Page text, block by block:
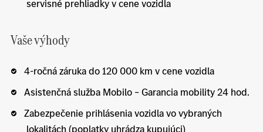
servisné prehliadky v cene vozidla
Vaše výhody
4-ročná záruka do 120 000 km v cene vozidla
Asistenčná služba Mobilo – Garancia mobility 24 hod.
Zabezpečenie prihlásenia vozidla vo vybraných
lokalitách (poplatky uhrádza kupujúci)